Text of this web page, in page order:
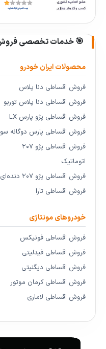
🎯 خدمات تخصصی
محصولات ایران خودرو
فروش اقساطی دنا پلاس
فروش اقساطی دنا پلاس توربو
فروش اقساطی پژو پارس LX
فروش اقساطی پارس دوگانه
فروش اقساطی پژو ۲۰۷
اتوماتیک
فروش اقساطی پژو ۲۰۷ دنده‌ای
فروش اقساطی تارا
خودروهای مونتاژی
فروش اقساطی فونیکس
فروش اقساطی فیدلیتی
فروش اقساطی دیگنیتی
فروش اقساطی کرمان موتور
فروش اقساطی لاماری